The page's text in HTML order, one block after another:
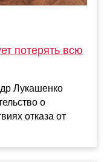
потерять всю
Лукашенко
о
отказа от